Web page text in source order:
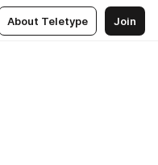
About Teletype Join